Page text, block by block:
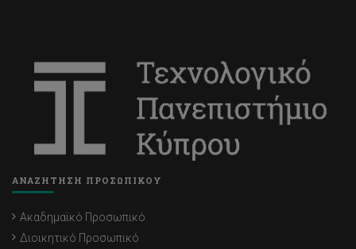
ΑΝΑΖΗΤΗΣΗ ΠΡΟΣΩΠΙΚΟΥ
Ακαδημαϊκό Προσωπικό
Διοικητικό Προσωπικό